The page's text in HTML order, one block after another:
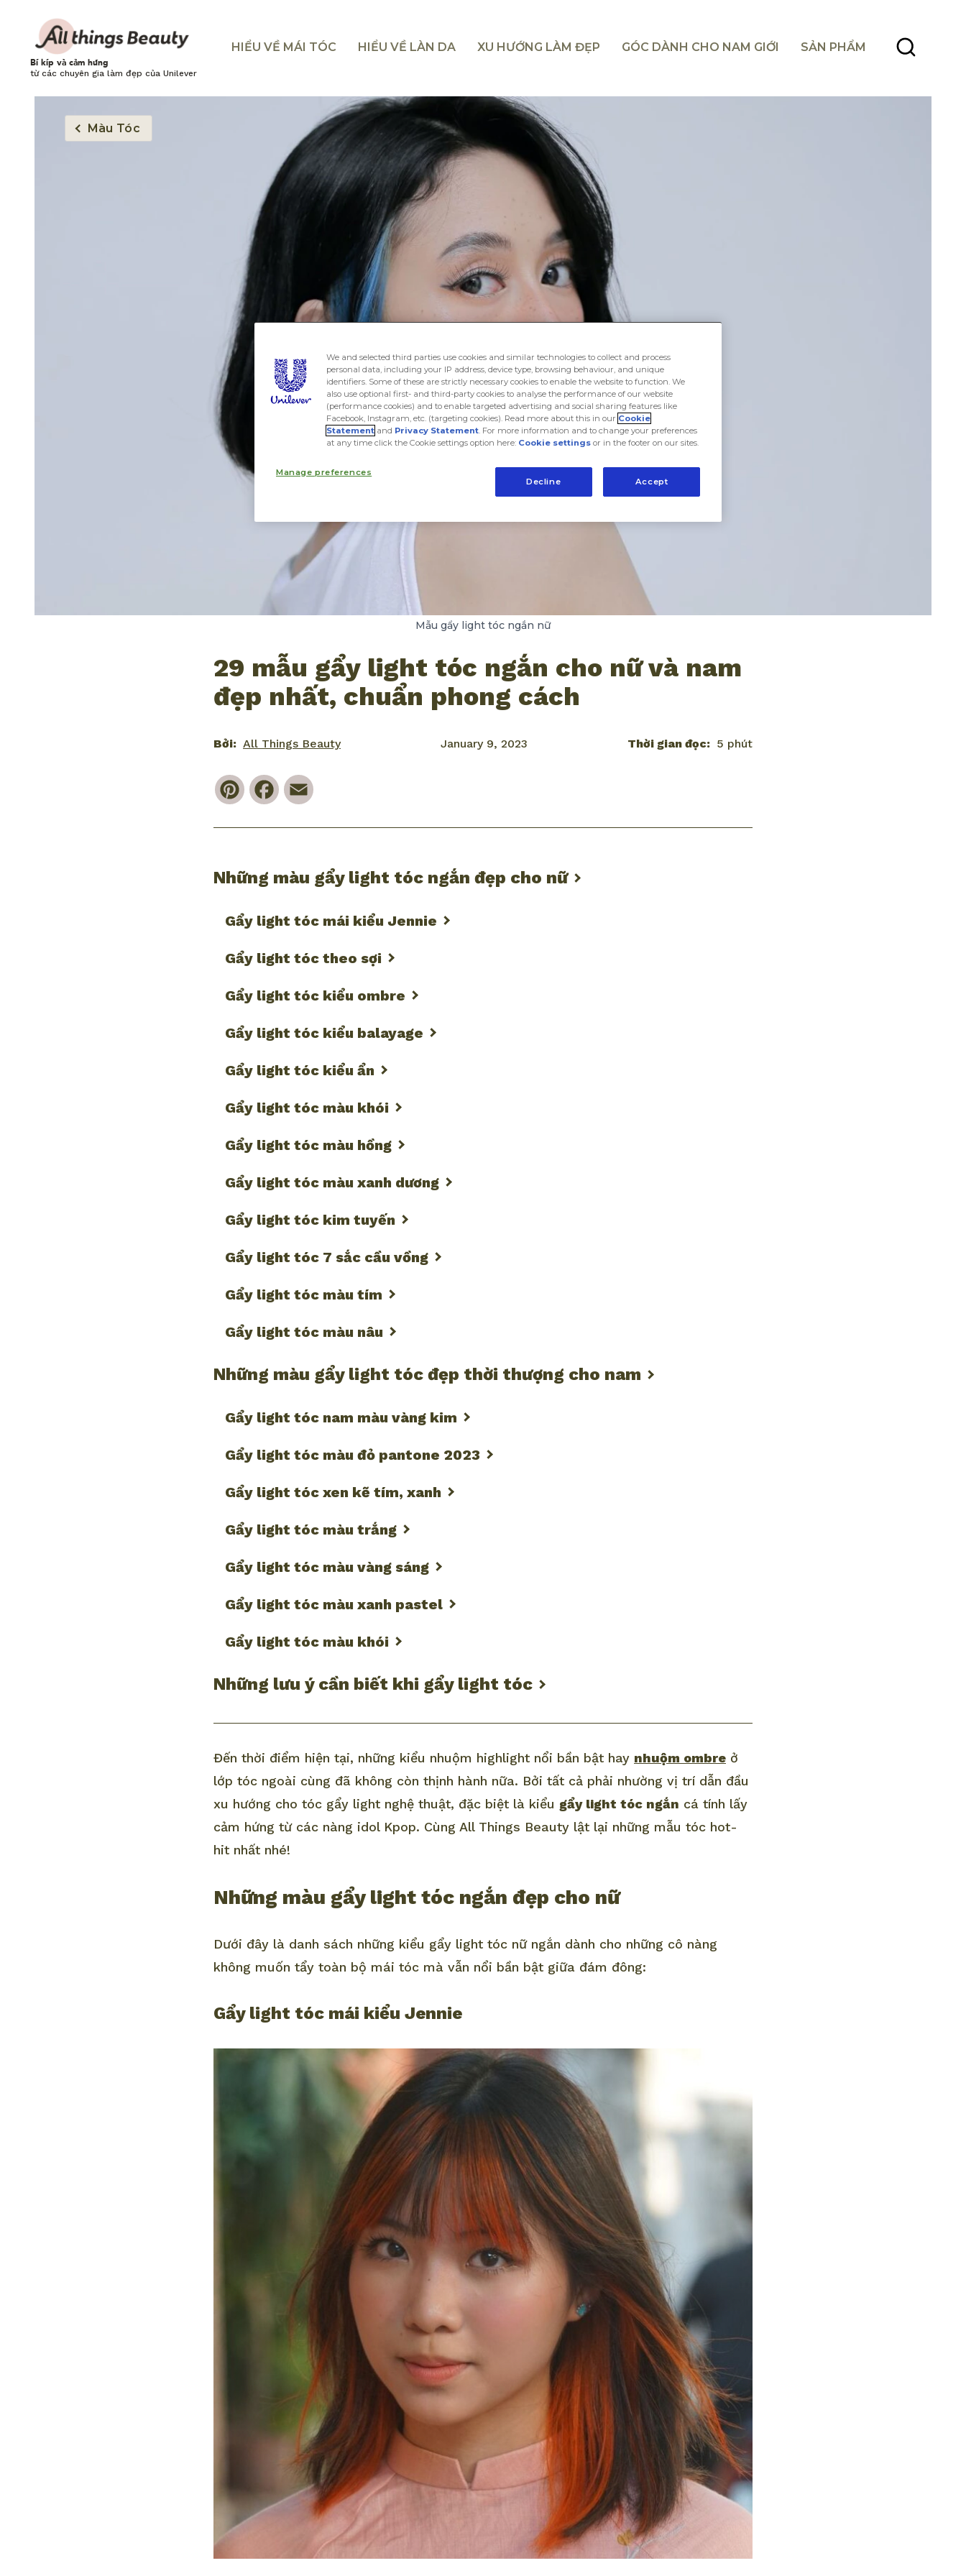
Bí kíp và cảm hứng
từ các chuyên gia làm đẹp của Unilever
HIỂU VỀ MÁI TÓC HIỂU VỀ LÀN DA XU HƯỚNG LÀM ĐẸP GÓC DÀNH CHO NAM GIỚI SẢN PHẨM
Màu Tóc
Mẫu gẩy light tóc ngắn nữ
29 mẫu gẩy light tóc ngắn cho nữ và nam
đẹp nhất, chuẩn phong cách
Bởi: All Things Beauty January 9, 2023 Thời gian đọc: 5 phút
PinterestFacebook
Những màu gẩy light tóc ngắn đẹp cho nữ
Gẩy light tóc mái kiểu Jennie
Gẩy light tóc theo sợi
Gẩy light tóc kiểu ombre
Gẩy light tóc kiểu balayage
Gẩy light tóc kiểu ẩn
Gẩy light tóc màu khói
Gẩy light tóc màu hồng
Gẩy light tóc màu xanh dương
Gẩy light tóc kim tuyến
Gẩy light tóc 7 sắc cầu vồng
Gẩy light tóc màu tím
Gẩy light tóc màu nâu
Những màu gẩy light tóc đẹp thời thượng cho nam
Gẩy light tóc nam màu vàng kim
Gẩy light tóc màu đỏ pantone 2023
Gẩy light tóc xen kẽ tím, xanh
Gẩy light tóc màu trắng
Gẩy light tóc màu vàng sáng
Gẩy light tóc màu xanh pastel
Gẩy light tóc màu khói
Những lưu ý cần biết khi gẩy light tóc
Đến thời điểm hiện tại, những kiểu nhuộm highlight nổi bần bật hay nhuộm ombre ở
lớp tóc ngoài cùng đã không còn thịnh hành nữa. Bởi tất cả phải nhường vị trí dẫn đầu
xu hướng cho tóc gẩy light nghệ thuật, đặc biệt là kiểu gẩy light tóc ngắn cá tính lấy
cảm hứng từ các nàng idol Kpop. Cùng All Things Beauty lật lại những mẫu tóc hot-
hit nhất nhé!
Những màu gẩy light tóc ngắn đẹp cho nữ
Dưới đây là danh sách những kiểu gẩy light tóc nữ ngắn dành cho những cô nàng
không muốn tẩy toàn bộ mái tóc mà vẫn nổi bần bật giữa đám đông:
Gẩy light tóc mái kiểu Jennie
We and selected third parties use cookies and similar technologies to collect and process
personal data, including your IP address, device type, browsing behaviour, and unique
identifiers. Some of these are strictly necessary cookies to enable the website to function. We
also use optional first- and third-party cookies to analyse the performance of our website
(performance cookies) and to enable targeted advertising and social sharing features like
Facebook, Instagram, etc. (targeting cookies). Read more about this in our Cookie
Statement and Privacy Statement. For more information and to change your preferences
at any time click the Cookie settings option here: Cookie settings or in the footer on our sites.
Manage preferences
Decline
Accept